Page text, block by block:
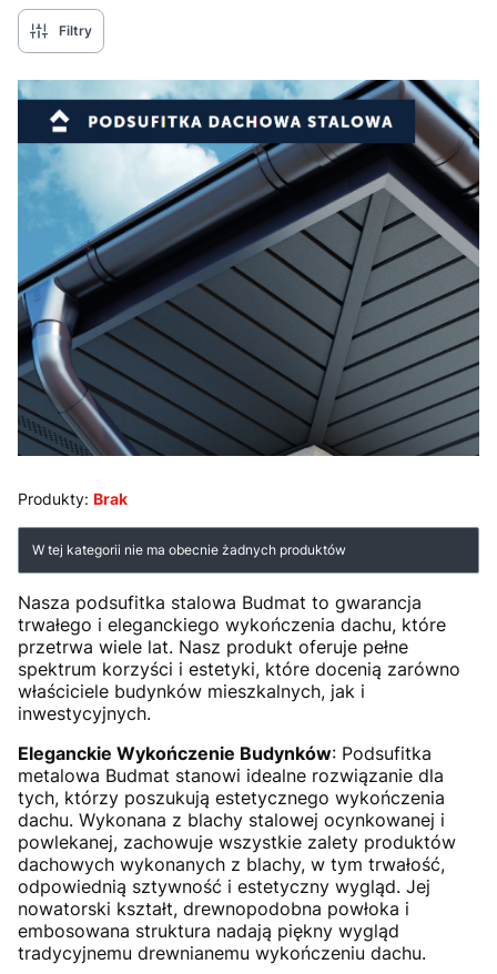
Filtry
Produkty: Brak
Lista produktów
W tej kategorii nie ma obecnie żadnych produktów
Nasza podsufitka stalowa Budmat to gwarancja
trwałego i eleganckiego wykończenia dachu, które
przetrwa wiele lat. Nasz produkt oferuje pełne
spektrum korzyści i estetyki, które docenią zarówno
właściciele budynków mieszkalnych, jak i
inwestycyjnych.
Eleganckie Wykończenie Budynków: Podsufitka
metalowa Budmat stanowi idealne rozwiązanie dla
tych, którzy poszukują estetycznego wykończenia
dachu. Wykonana z blachy stalowej ocynkowanej i
powlekanej, zachowuje wszystkie zalety produktów
dachowych wykonanych z blachy, w tym trwałość,
odpowiednią sztywność i estetyczny wygląd. Jej
nowatorski kształt, drewnopodobna powłoka i
embosowana struktura nadają piękny wygląd
tradycyjnemu drewnianemu wykończeniu dachu.